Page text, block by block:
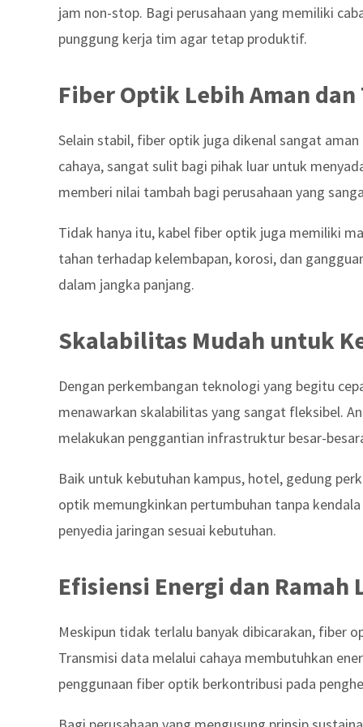
jam non-stop. Bagi perusahaan yang memiliki
punggung kerja tim agar tetap produktif.
Fiber Optik Lebih Aman dan
Selain stabil, fiber optik juga dikenal sangat
cahaya, sangat sulit bagi pihak luar untuk
memberi nilai tambah bagi perusahaan yang
Tidak hanya itu, kabel fiber optik juga memiliki
tahan terhadap kelembapan, korosi, dan
dalam jangka panjang.
Skalabilitas Mudah untuk
Dengan perkembangan teknologi yang begitu
menawarkan skalabilitas yang sangat fleksibel.
melakukan penggantian infrastruktur besar-
Baik untuk kebutuhan kampus, hotel, gedung
optik memungkinkan pertumbuhan tanpa
penyedia jaringan sesuai kebutuhan.
Efisiensi Energi dan Ramah
Meskipun tidak terlalu banyak dibicarakan, fiber
Transmisi data melalui cahaya membutuhkan
penggunaan fiber optik berkontribusi pada